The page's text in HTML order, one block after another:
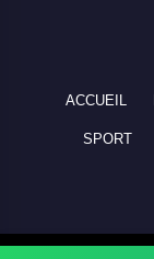
ACCUEIL
SPORT